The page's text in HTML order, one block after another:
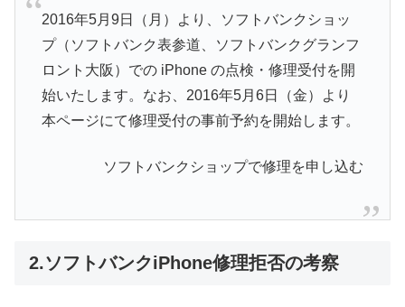
2016年5月9日（月）より、ソフトバンクショッ
プ（ソフトバンク表参道、ソフトバンクグランフ
ロント大阪）での iPhone の点検・修理受付を開
始いたします。なお、2016年5月6日（金）より
本ページにて修理受付の事前予約を開始します。
ソフトバンクショップで修理を申し込む
2.ソフトバンクiPhone修理拒否の考察